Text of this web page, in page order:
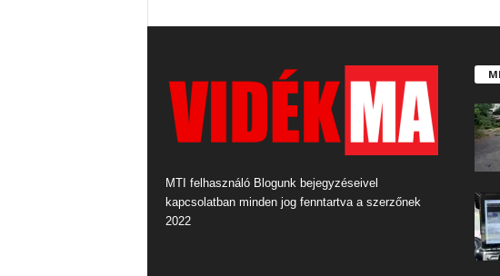
MTI felhasználó Blogunk bejegyzéseivel
kapcsolatban minden jog fenntartva a szerzőnek
2022